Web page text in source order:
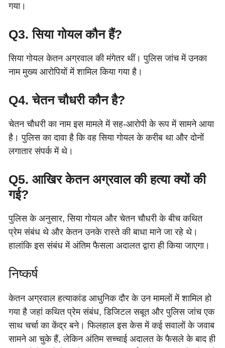
गया।
Q3. सिया गोयल कौन हैं?
सिया गोयल केतन अग्रवाल की मंगेतर थीं। पुलिस जांच में उनका
नाम मुख्य आरोपियों में शामिल किया गया है।
Q4. चेतन चौधरी कौन है?
चेतन चौधरी का नाम इस मामले में सह-आरोपी के रूप में सामने आया
है। पुलिस का दावा है कि वह सिया गोयल के करीब था और दोनों
लगातार संपर्क में थे।
Q5. आखिर केतन अग्रवाल की हत्या क्यों की
गई?
पुलिस के अनुसार, सिया गोयल और चेतन चौधरी के बीच कथित
प्रेम संबंध थे और केतन उनके रास्ते की बाधा माने जा रहे थे।
हालांकि इस संबंध में अंतिम फैसला अदालत द्वारा ही किया जाएगा।
निष्कर्ष
केतन अग्रवाल हत्याकांड आधुनिक दौर के उन मामलों में शामिल हो
गया है जहां कथित प्रेम संबंध, डिजिटल सबूत और पुलिस जांच एक
साथ चर्चा का केंद्र बने। फिलहाल इस केस में कई सवालों के जवाब
सामने आ चुके हैं, लेकिन अंतिम सच्चाई अदालत के फैसले के बाद ही